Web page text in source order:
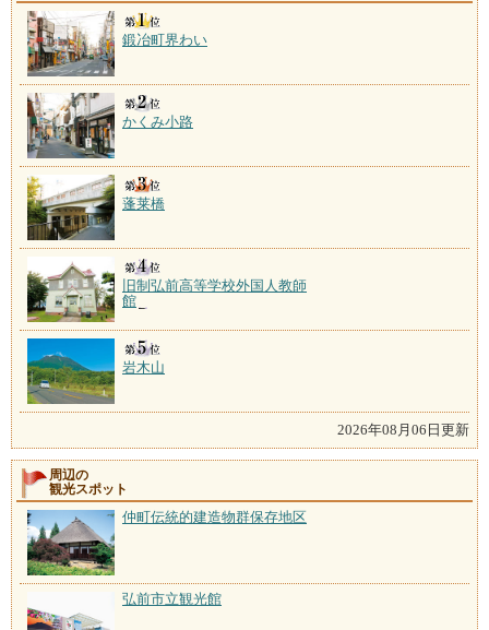
鍛冶町界わい
かくみ小路
蓬莱橋
旧制弘前高等学校外国人教師
館
岩木山
2026年08月06日更新
周辺の
観光スポット
仲町伝統的建造物群保存地区
弘前市立観光館